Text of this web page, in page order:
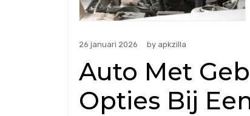
26 januari 2026 by apkzilla
Auto Met
Opties Bij